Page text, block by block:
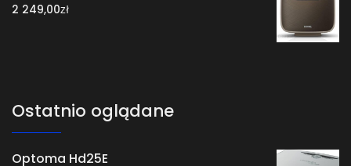
2 249,00zł
Ostatnio oglądane
Optoma Hd25E